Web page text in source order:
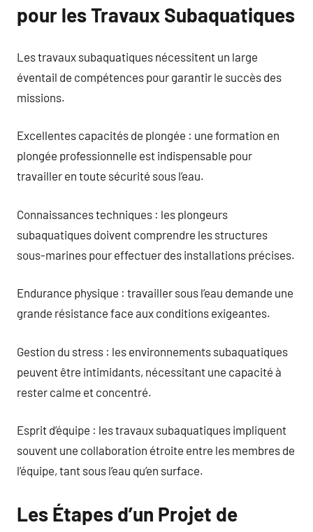
pour les Travaux Subaquatiques
Les travaux subaquatiques nécessitent un large
éventail de compétences pour garantir le succès des
missions.
Excellentes capacités de plongée : une formation en
plongée professionnelle est indispensable pour
travailler en toute sécurité sous l’eau.
Connaissances techniques : les plongeurs
subaquatiques doivent comprendre les structures
sous-marines pour effectuer des installations précises.
Endurance physique : travailler sous l’eau demande une
grande résistance face aux conditions exigeantes.
Gestion du stress : les environnements subaquatiques
peuvent être intimidants, nécessitant une capacité à
rester calme et concentré.
Esprit d’équipe : les travaux subaquatiques impliquent
souvent une collaboration étroite entre les membres de
l’équipe, tant sous l’eau qu’en surface.
Les Étapes d’un Projet de